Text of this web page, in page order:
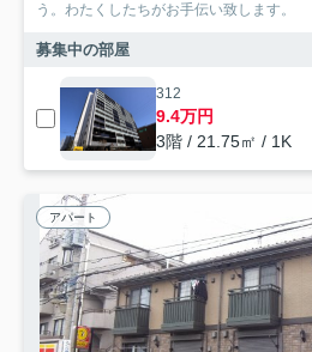
う。わたくしたちがお手伝い致します。
募集中の部屋
312
9.4万円
3階 / 21.75㎡ / 1K
アパート